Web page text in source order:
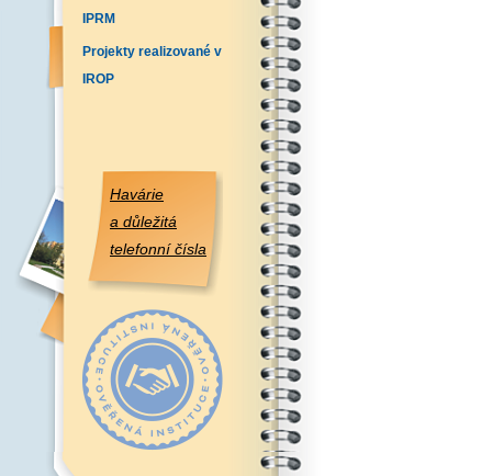
IPRM
Projekty realizované v
IROP
Havárie
a důležitá
telefonní čísla